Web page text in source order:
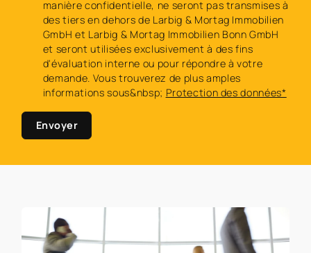
manière confidentielle, ne seront pas transmises à
des tiers en dehors de Larbig & Mortag Immobilien
GmbH et Larbig & Mortag Immobilien Bonn GmbH
et seront utilisées exclusivement à des fins
d'évaluation interne ou pour répondre à votre
demande. Vous trouverez de plus amples
informations sous&nbsp; Protection des données*
Envoyer